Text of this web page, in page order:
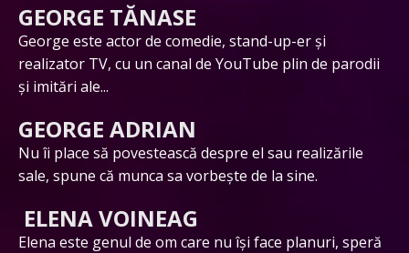
GEORGE TĂNASE
George este actor de comedie, stand-up-er și
realizator TV, cu un canal de YouTube plin de parodii
și imitări ale...
GEORGE ADRIAN
Nu îi place să povestească despre el sau realizările
sale, spune că munca sa vorbește de la sine.
ELENA VOINEAG
Elena este genul de om care nu își face planuri, speră